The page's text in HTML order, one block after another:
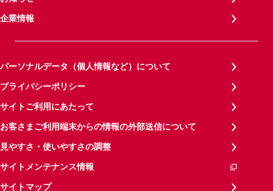
企業情報
パーソナルデータ（個人情報など）について
プライバシーポリシー
サイトご利用にあたって
お客さまご利用端末からの情報の外部送信について
見やすさ・使いやすさの調整
サイトメンテナンス情報
サイトマップ